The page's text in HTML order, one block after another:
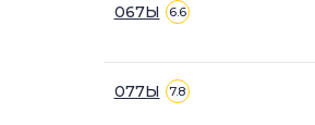
067Ы 6.6
077Ы 7.8